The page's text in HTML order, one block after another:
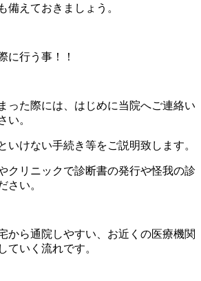
備えておきましょう。
に行う事！！
った際には、はじめに当院へご連絡い
い。
いけない手続き等をご説明致します。
クリニックで診断書の発行や怪我の診
さい。
から通院しやすい、お近くの医療機関
ていく流れです。